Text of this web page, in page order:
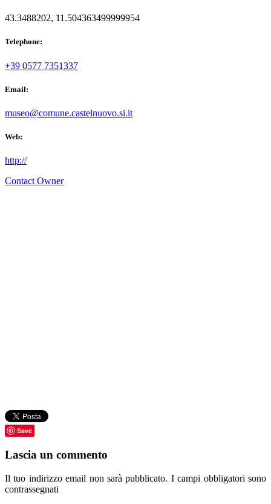
43.3488202, 11.504363499999954
Telephone:
+39 0577 7351337
Email:
museo@comune.castelnuovo.si.it
Web:
http://
Contact Owner
Save
Lascia un commento
Il tuo indirizzo email non sarà pubblicato. I campi obbligatori sono
contrassegnati